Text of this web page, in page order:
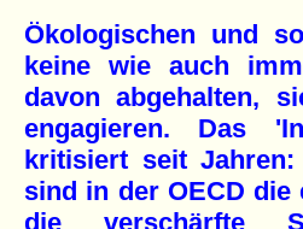
Ökologischen und
keine wie auch
davon abgehalten,
engagieren. Das
kritisiert seit
sind in der OECD die
die verschärfte